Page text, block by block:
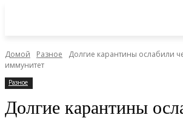
Домой Разное
Долгие карантины ослабили
иммунитет
Разное
Долгие карантины